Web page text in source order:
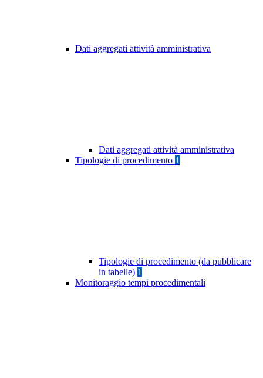
Dati aggregati attività amministrativa
Dati aggregati attività amministrativa
Tipologie di procedimento 1
Tipologie di procedimento (da pubblicare
in tabelle) 1
Monitoraggio tempi procedimentali